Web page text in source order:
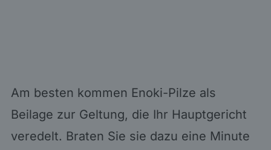
Am besten kommen Enoki-Pilze als
Beilage zur Geltung, die Ihr Hauptgericht
veredelt. Braten Sie sie dazu eine Minute